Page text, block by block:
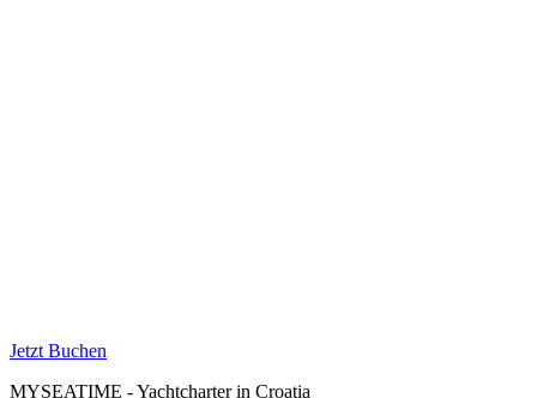
Jetzt Buchen
MYSEATIME - Yachtcharter in Croatia